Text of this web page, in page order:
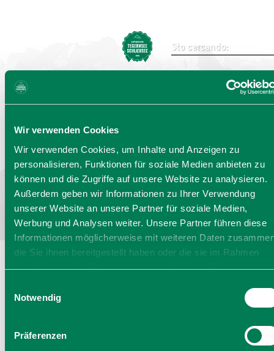
Wir verwenden Cookies
Wir verwenden Cookies, um Inhalte und Anzeigen zu
personalisieren, Funktionen für soziale Medien anbieten zu
können und die Zugriffe auf unsere Website zu analysieren.
Außerdem geben wir Informationen zu Ihrer Verwendung
unserer Website an unsere Partner für soziale Medien,
Werbung und Analysen weiter. Unsere Partner führen diese
Informationen möglicherweise mit weiteren Daten
die Sie ihnen bereitgestellt haben oder die sie im Rahmen
Ihrer Nutzung der Dienste gesammelt haben. Sie geben
weiterhin nutzen.
Notwendig
Präferenzen
Bayern - traditionell anders
Invia ricerca